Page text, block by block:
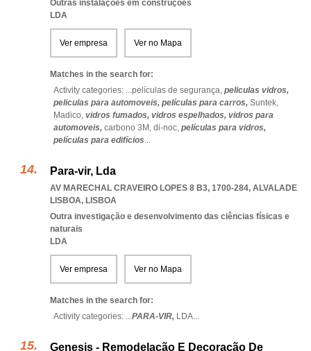
Outras instalações em construções
LDA
Ver empresa Ver no Mapa
Matches in the search for:
Activity categories: ...películas de segurança, peliculas vidros,
peliculas para automoveis, películas para carros, Suntek,
Madico, vidros fumados, vidros espelhados, vidros para
automoveis, carbono 3M, di-noc, películas para vidros,
películas para edifícios...
Para-vir, Lda
AV MARECHAL CRAVEIRO LOPES 8 B3, 1700-284, ALVALADE
LISBOA, LISBOA
Outra investigação e desenvolvimento das ciências físicas e
naturais
LDA
Ver empresa Ver no Mapa
Matches in the search for:
Activity categories: ...PARA-VIR, LDA...
Genesis - Remodelação E Decoração De